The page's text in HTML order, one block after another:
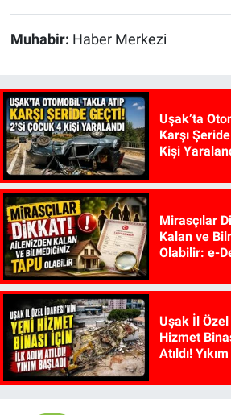
Muhabir: Haber Merkezi
Uşak’ta
Karşı
Kişi
Mirasçılar
Kalan ve
Olabilir: e-
Uşak İl
Hizmet
Atıldı!